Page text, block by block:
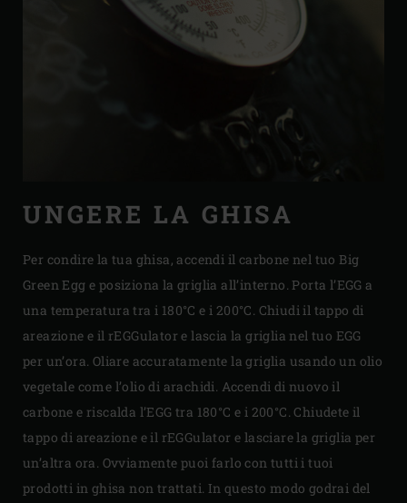
UNGERE LA GHISA
Per condire la tua ghisa, accendi il carbone nel tuo Big
Green Egg e posiziona la griglia all’interno. Porta l’EGG a
una temperatura tra i 180°C e i 200°C. Chiudi il tappo di
areazione e il rEGGulator e lascia la griglia nel tuo EGG
per un’ora. Oliare accuratamente la griglia usando un olio
vegetale come l’olio di arachidi. Accendi di nuovo il
carbone e riscalda l’EGG tra 180°C e i 200°C. Chiudete il
tappo di areazione e il rEGGulator e lasciare la griglia per
un’altra ora. Ovviamente puoi farlo con tutti i tuoi
prodotti in ghisa non trattati. In questo modo godrai del